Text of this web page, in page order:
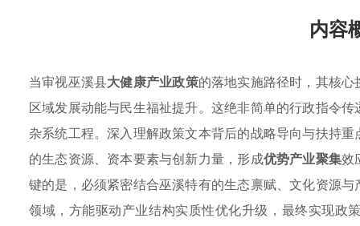
内容
当审视巫溪县大健康产业政策的落地实施路径时，其核
区域发展动能与民生福祉提升。这绝非简单的行政指令
杂系统工程。深入理解政策文本背后的战略导向与扶持
的生态资源、资本要素与创新力量，形成优势产业聚集效
键的是，必须紧密结合巫溪特有的生态禀赋、文化资源与
领域，方能驱动产业结构实质性优化升级，最终实现政